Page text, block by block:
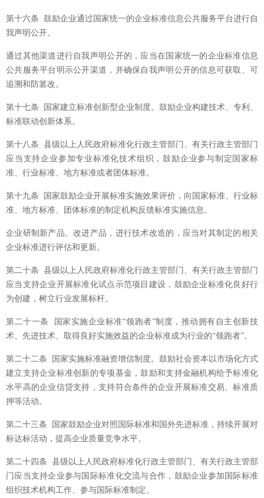
第十六条 鼓励企业通过国家统一的企业标准信息公共服务平台进行自
我声明公开。
通过其他渠道进行自我声明公开的，应当在国家统一的企业标准信息
公共服务平台明示公开渠道，并确保自我声明公开的信息可获取、可
追溯和防篡改。
第十七条 国家建立标准创新型企业制度。鼓励企业构建技术、专利、
标准联动创新体系。
第十八条 县级以上人民政府标准化行政主管部门、有关行政主管部门
应当支持企业参加专业标准化技术组织，鼓励企业参与制定国家标
准、行业标准、地方标准或者团体标准。
第十九条 国家鼓励企业开展标准实施效果评价，向国家标准、行业标
准、地方标准、团体标准的制定机构反馈标准实施信息。
企业研制新产品、改进产品，进行技术改造的，应当对其制定的相关
企业标准进行评估和更新。
第二十条 县级以上人民政府标准化行政主管部门、有关行政主管部门
应当支持企业开展标准化试点示范项目建设，鼓励企业标准化良好行
为创建，树立行业发展标杆。
第二十一条 国家实施企业标准“领跑者”制度，推动拥有自主创新技
术、先进技术、取得良好实施效益的企业标准成为行业的“领跑者”。
第二十二条 国家实施标准融资增信制度。鼓励社会资本以市场化方式
建立支持企业标准创新的专项基金，鼓励和支持金融机构给予标准化
水平高的企业信贷支持，支持符合条件的企业开展标准交易、标准质
押等活动。
第二十三条 国家鼓励企业对照国际标准和国外先进标准，持续开展对
标达标活动，提高企业质量竞争水平。
第二十四条 县级以上人民政府标准化行政主管部门、有关行政主管部
门应当支持企业参与国际标准化交流与合作，鼓励企业参加国际标准
组织技术机构工作、参与国际标准制定。